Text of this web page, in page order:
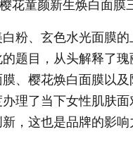
花童颜新生焕白面膜
粉、玄色水光面膜
题目，从头解释了
、樱花焕白面膜以及
理了当下女性肌肤
，这也是品牌的影